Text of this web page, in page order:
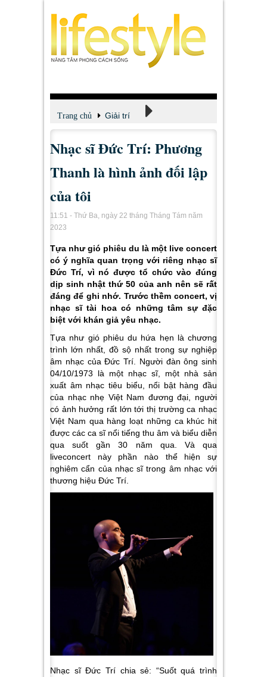
Trang chủ Giải trí
Xem - Nghe - Đọc
Nhạc sĩ Đức Trí: Phương
Thanh là hình ảnh đối lập
của tôi
11:51 - Thứ Ba, ngày 22 tháng Tháng Tám năm
2023
Tựa như gió phiêu du là một live concert
có ý nghĩa quan trọng với riêng nhạc sĩ
Đức Trí, vì nó được tổ chức vào đúng
dịp sinh nhật thứ 50 của anh nên sẽ rất
đáng để ghi nhớ. Trước thềm concert, vị
nhạc sĩ tài hoa có những tâm sự đặc
biệt với khán giả yêu nhạc.
Tựa như gió phiêu du hứa hẹn là chương
trình lớn nhất, đồ sộ nhất trong sự nghiệp
âm nhạc của Đức Trí. Người đàn ông sinh
04/10/1973 là một nhạc sĩ, một nhà sản
xuất âm nhạc tiêu biểu, nổi bật hàng đầu
của nhạc nhẹ Việt Nam đương đại, người
có ảnh hưởng rất lớn tới thị trường ca nhạc
Việt Nam qua hàng loạt những ca khúc hit
được các ca sĩ nổi tiếng thu âm và biểu diễn
qua suốt gần 30 năm qua. Và qua
liveconcert này phần nào thể hiện sự
nghiêm cẩn của nhạc sĩ trong âm nhạc với
thương hiệu Đức Trí.
Nhạc sĩ Đức Trí chia sẻ: “Suốt quá trình